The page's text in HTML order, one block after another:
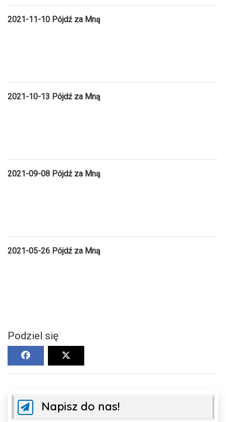
2021-11-10 Pójdź za Mną
2021-10-13 Pójdź za Mną
2021-09-08 Pójdź za Mną
2021-05-26 Pójdź za Mną
Podziel się
Napisz do nas!